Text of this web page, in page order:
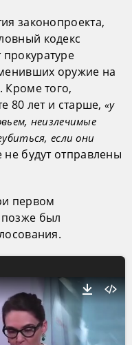
законопроекта,
кодекс
оружие на
Кроме того,
80 лет и старше,«у
неизлечимые
если они
не будут отправлены
первом
был